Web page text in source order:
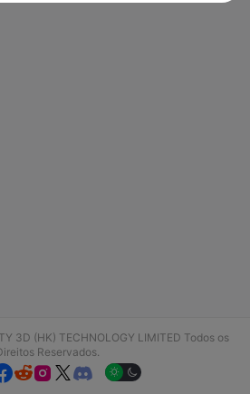
3D (HK) TECHNOLOGY LIMITED Todos os
Reservados.
  